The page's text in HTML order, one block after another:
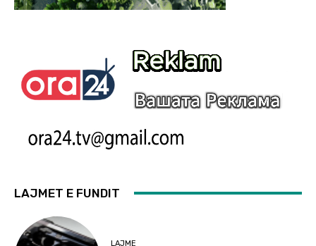
LAJMET E FUNDIT
LAJME